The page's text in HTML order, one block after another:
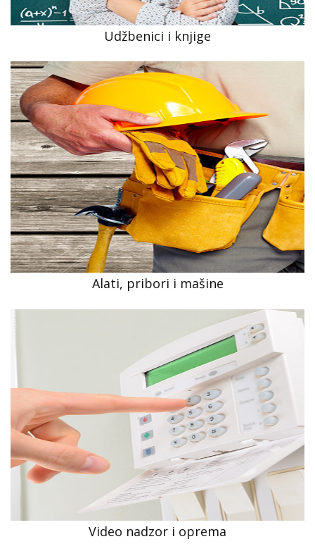
Udžbenici i knjige
Alati, pribori i mašine
Video nadzor i oprema